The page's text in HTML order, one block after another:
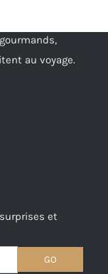
au voyage.
et